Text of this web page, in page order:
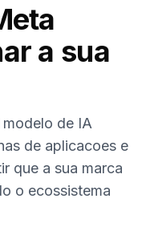
a sua
de IA
de aplicacoes e
que a sua marca
o ecossistema